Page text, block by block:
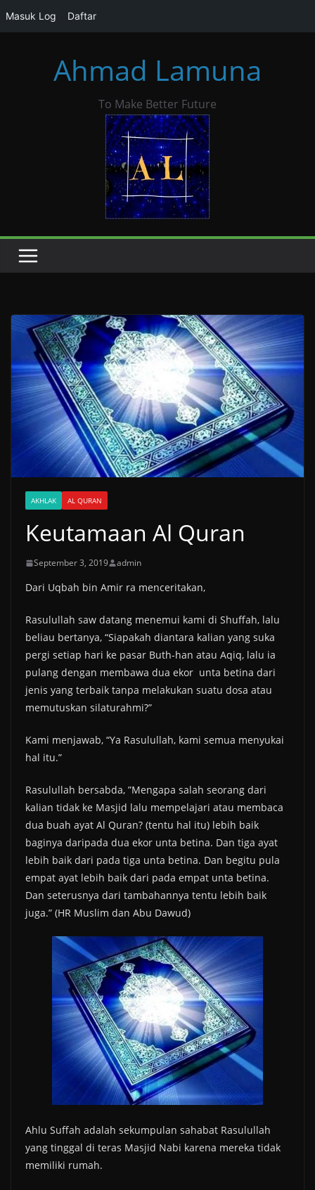
Masuk Log Daftar
Ahmad Lamuna
To Make Better Future
AKHLAK AL QURAN
Keutamaan Al Quran
September 3, 2019 admin
Dari Uqbah bin Amir ra menceritakan,
Rasulullah saw datang menemui kami di Shuffah, lalu
beliau bertanya, “Siapakah diantara kalian yang suka
pergi setiap hari ke pasar Buth-han atau Aqiq, lalu ia
pulang dengan membawa dua ekor unta betina dari
jenis yang terbaik tanpa melakukan suatu dosa atau
memutuskan silaturahmi?”
Kami menjawab, “Ya Rasulullah, kami semua menyukai
hal itu.”
Rasulullah bersabda, ”Mengapa salah seorang dari
kalian tidak ke Masjid lalu mempelajari atau membaca
dua buah ayat Al Quran? (tentu hal itu) lebih baik
baginya daripada dua ekor unta betina. Dan tiga ayat
lebih baik dari pada tiga unta betina. Dan begitu pula
empat ayat lebih baik dari pada empat unta betina.
Dan seterusnya dari tambahannya tentu lebih baik
juga.” (HR Muslim dan Abu Dawud)
Ahlu Suffah adalah sekumpulan sahabat Rasulullah
yang tinggal di teras Masjid Nabi karena mereka tidak
memiliki rumah.